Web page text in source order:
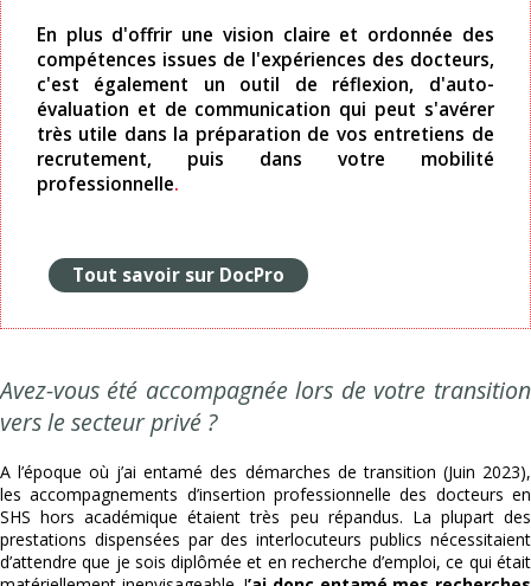
En plus d'offrir une vision claire et ordonnée des
compétences issues de l'expériences des docteurs,
c'est également un outil de réflexion, d'auto-
évaluation et de communication qui peut s'avérer
très utile dans la préparation de vos entretiens de
recrutement, puis dans votre mobilité
professionnelle.
Tout savoir sur DocPro
Avez-vous été accompagnée lors de votre transition
vers le secteur privé ?
A l’époque où j’ai entamé des démarches de transition (Juin 2023),
les accompagnements d’insertion professionnelle des docteurs en
SHS hors académique étaient très peu répandus. La plupart des
prestations dispensées par des interlocuteurs publics nécessitaient
d’attendre que je sois diplômée et en recherche d’emploi, ce qui était